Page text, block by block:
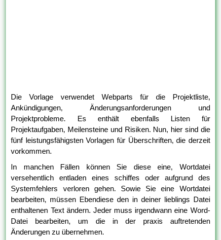
Die Vorlage verwendet Webparts für die Projektliste,
Ankündigungen, Änderungsanforderungen und
Projektprobleme. Es enthält ebenfalls Listen für
Projektaufgaben, Meilensteine und Risiken. Nun, hier sind die
fünf leistungsfähigsten Vorlagen für Überschriften, die derzeit
vorkommen.
In manchen Fällen können Sie diese eine, Wortdatei
versehentlich entladen eines schiffes oder aufgrund des
Systemfehlers verloren gehen. Sowie Sie eine Wortdatei
bearbeiten, müssen Ebendiese den in deiner lieblings Datei
enthaltenen Text ändern. Jeder muss irgendwann eine Word-
Datei bearbeiten, um die in der praxis auftretenden
Änderungen zu übernehmen.